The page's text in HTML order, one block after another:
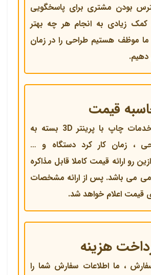
بودن مشتری برای پاسخگویی
کمک زیادی به انجام هر چه بهتر
ما موظف هستیم طراحی را در زمان
دهیم.
قیمت
تعیین هزینه خدمات چاپ با پرینتر 3D بسته به
، زمان کار کرد دستگاه و …
رو ارائه قیمت کاملا قابل مذاکره
می باشد. پس از ارائه مشخصات
اعلام خواهد شد.
هزینه
، ما اطلاعات سفارش شما را